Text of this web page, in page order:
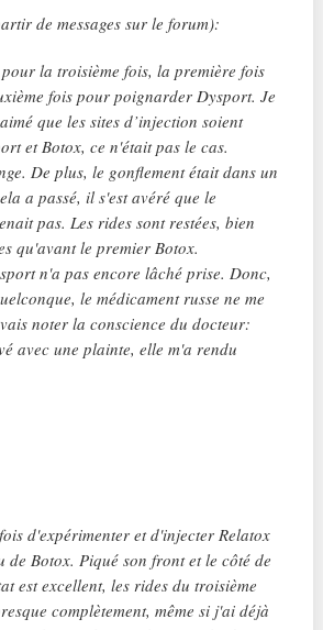
de messages sur le forum):
pour la troisième fois, la première fois
fois pour poignarder Dysport. Je
que les sites d’injection soient
et Botox, ce n'était pas le cas.
De plus, le gonflement était dans un
a passé, il s'est avéré que le
pas. Les rides sont restées, bien
qu'avant le premier Botox.
n'a pas encore lâché prise. Donc,
le médicament russe ne me
noter la conscience du docteur:
avec une plainte, elle m'a rendu
d'expérimenter et d'injecter Relatox
de Botox. Piqué son front et le côté de
est excellent, les rides du troisième
complètement, même si j'ai déjà